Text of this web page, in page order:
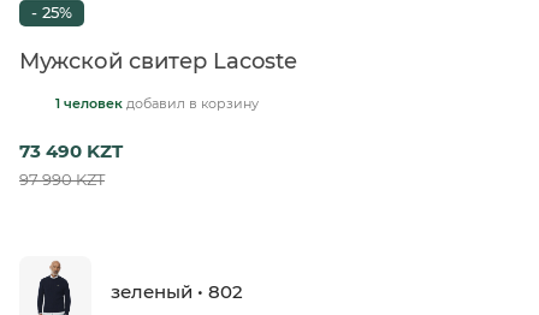
- 25%
Мужской свитер Lacoste
1 человек добавил в корзину
73 490 KZT
97 990 KZT
зеленый • 802